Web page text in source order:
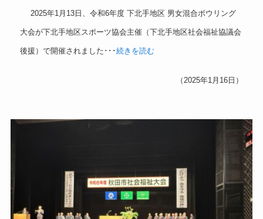
2025年1月13日、令和6年度 下北手地区 男女混合ボウリング
大会が下北手地区スポーツ協会主催（下北手地区社会福祉協議会
後援）で開催されました･･･続きを読む
（2025年1月16日）